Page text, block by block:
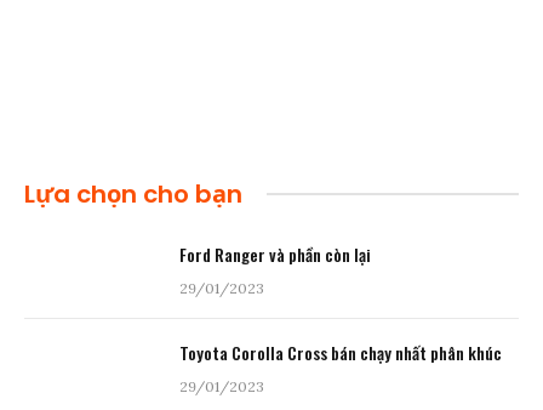
Lựa chọn cho bạn
Ford Ranger và phần còn lại
29/01/2023
Toyota Corolla Cross bán chạy nhất phân khúc
29/01/2023